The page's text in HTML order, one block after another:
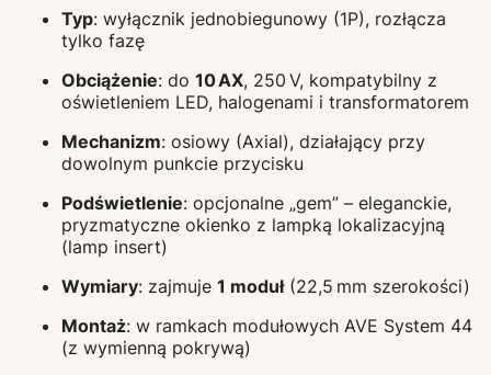
Typ: wyłącznik jednobiegunowy (1P), rozłącza
tylko fazę
Obciążenie: do 10 AX, 250 V, kompatybilny z
oświetleniem LED, halogenami i transformatorem
Mechanizm: osiowy (Axial), działający przy
dowolnym punkcie przycisku
Podświetlenie: opcjonalne „gem” – eleganckie,
pryzmatyczne okienko z lampką lokalizacyjną
(lamp insert)
Wymiary: zajmuje 1 moduł(22,5 mm szerokości)
Montaż: w ramkach modułowych AVE System 44
(z wymienną pokrywą)